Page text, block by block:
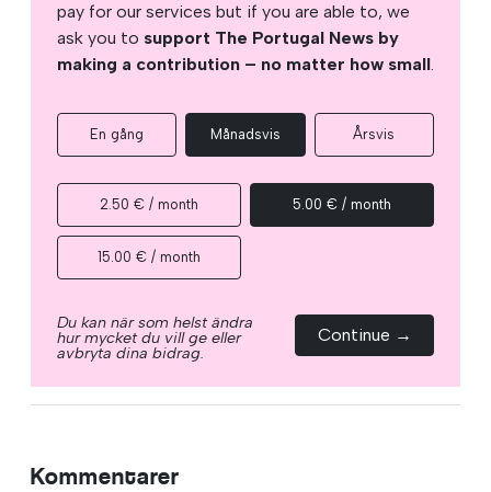
pay for our services but if you are able to, we
ask you to support The Portugal News by
making a contribution – no matter how small.
En gång Månadsvis Årsvis
2.50 € / month 5.00 € / month
15.00 € / month
Du kan när som helst ändra
hur mycket du vill ge eller
avbryta dina bidrag.
Continue →
Kommentarer